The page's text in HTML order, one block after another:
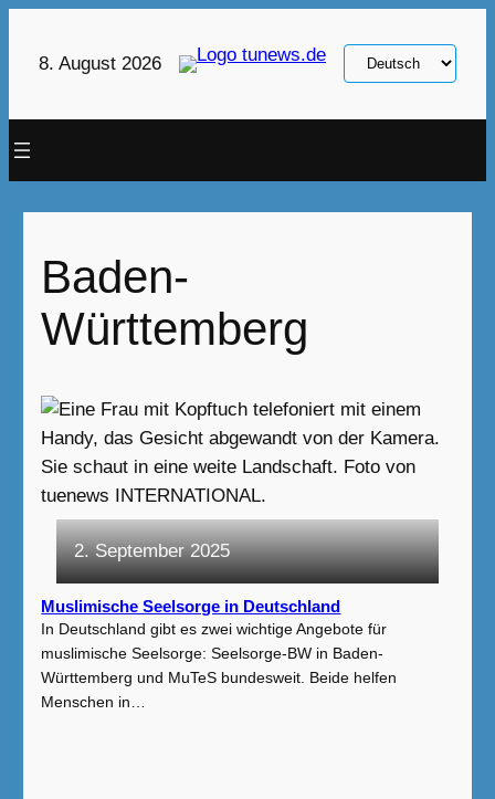
8. August 2026
Sprache
auswählen
Baden-
Württemberg
2. September 2025
Muslimische Seelsorge in Deutschland
In Deutschland gibt es zwei wichtige Angebote für
muslimische Seelsorge: Seelsorge-BW in Baden-
Württemberg und MuTeS bundesweit. Beide helfen
Menschen in…